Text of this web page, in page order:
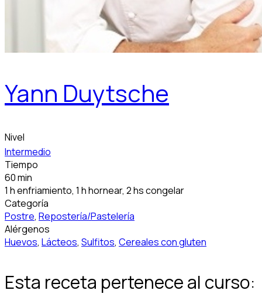
Yann Duytsche
Nivel
Intermedio
Tiempo
60 min
1 h enfriamiento, 1 h hornear, 2 hs congelar
Categoría
Postre, Repostería/Pastelería
Alérgenos
Huevos, Lácteos, Sulfitos, Cereales con gluten
Esta receta pertenece al curso: